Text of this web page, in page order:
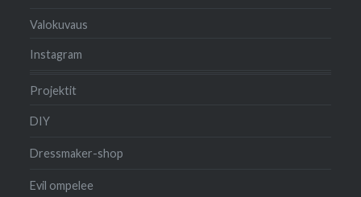
Valokuvaus
Instagram
Projektit
DIY
Dressmaker-shop
Evil ompelee